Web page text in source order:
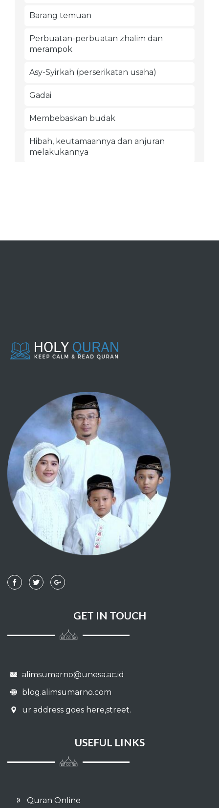
Barang temuan
Perbuatan-perbuatan zhalim dan
merampok
Asy-Syirkah (perserikatan usaha)
Gadai
Membebaskan budak
Hibah, keutamaannya dan anjuran
melakukannya
Hadits-hadits yang meriwayatkan
Perilaku budi pekerti yang terpuji
Talaq
Nafkah
Makanan
Aqiqah
Penyembelihan dan perburuan
Kurban
Minuman
Sakit
Hal-hal yang melunakkan hati
Qadar
Sumpah dan Nadzar
Kafarat sumpah
Fara`idl
GET IN TOUCH
alimsumarno@unesa.ac.id
blog.alimsumarno.com
ur address goes here,street.
USEFUL LINKS
Quran Online